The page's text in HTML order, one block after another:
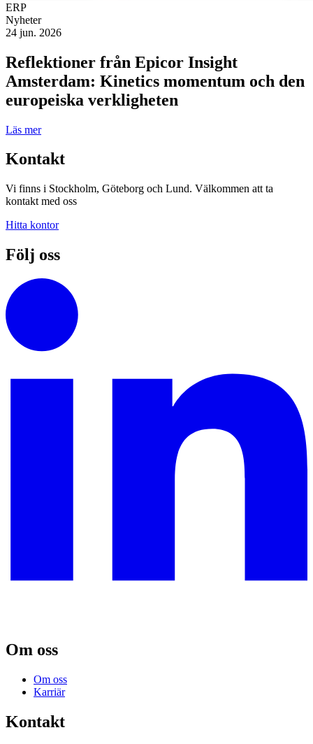
ERP
Nyheter
24 jun. 2026
Reflektioner från Epicor Insight
Amsterdam: Kinetics momentum och den
europeiska verkligheten
Läs mer
Kontakt
Vi finns i Stockholm, Göteborg och Lund. Välkommen att ta
kontakt med oss
Hitta kontor
Följ oss
Om oss
Om oss
Karriär
Kontakt